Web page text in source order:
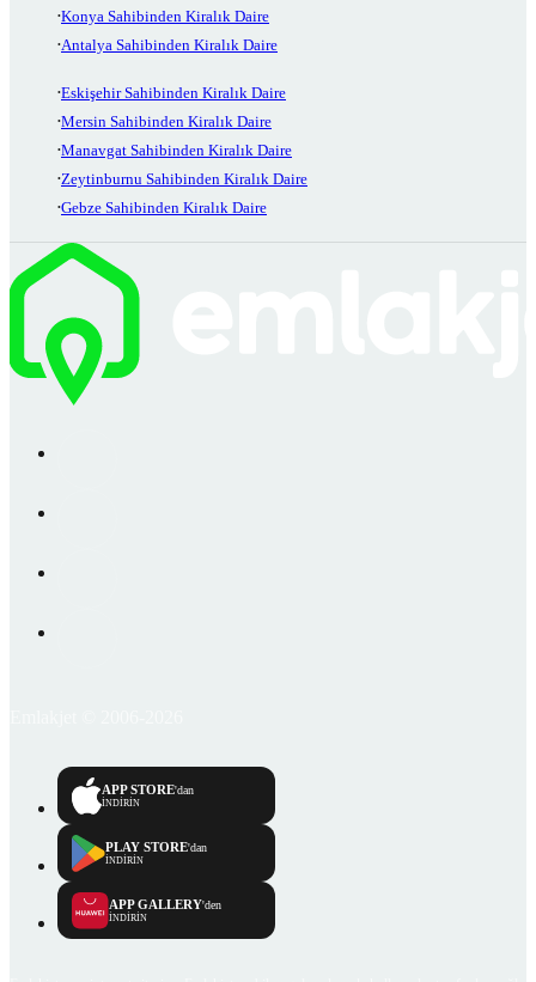
Konya Sahibinden Kiralık Daire
Antalya Sahibinden Kiralık Daire
Eskişehir Sahibinden Kiralık Daire
Mersin Sahibinden Kiralık Daire
Manavgat Sahibinden Kiralık Daire
Zeytinburnu Sahibinden Kiralık Daire
Gebze Sahibinden Kiralık Daire
APP STORE'dan
İNDİRİN
PLAY STORE'dan
İNDİRİN
APP GALLERY'den
İNDİRİN